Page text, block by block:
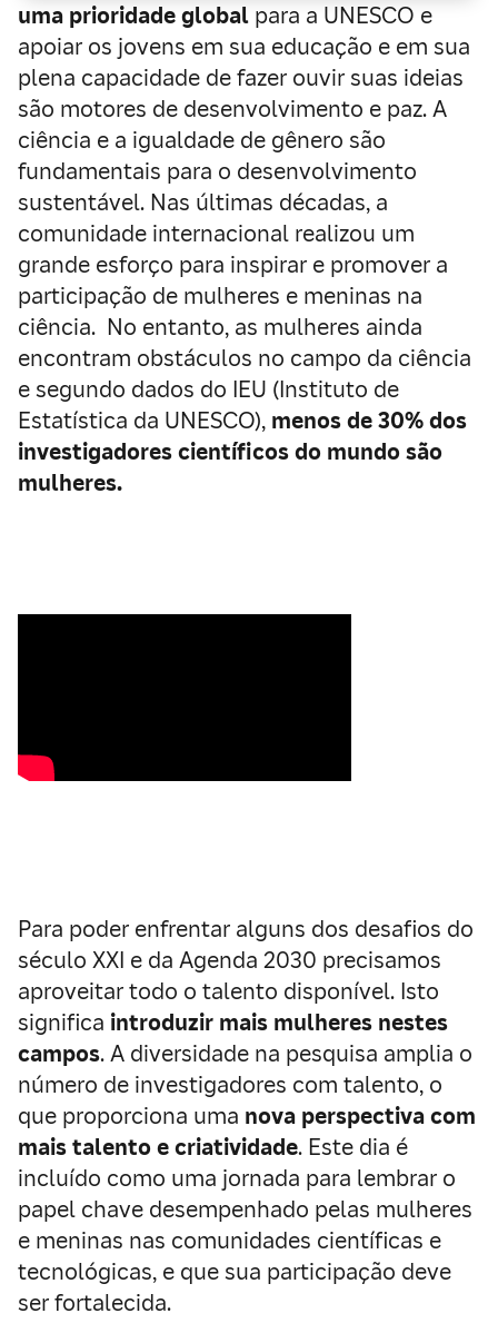
uma prioridade global para a UNESCO e
apoiar os jovens em sua educação e em sua
plena capacidade de fazer ouvir suas ideias
são motores de desenvolvimento e paz. A
ciência e a igualdade de gênero são
fundamentais para o desenvolvimento
sustentável. Nas últimas décadas, a
comunidade internacional realizou um
grande esforço para inspirar e promover a
participação de mulheres e meninas na
ciência. No entanto, as mulheres ainda
encontram obstáculos no campo da ciência
e segundo dados do IEU (Instituto de
Estatística da UNESCO), menos de 30% dos
investigadores científicos do mundo são
mulheres.
Para poder enfrentar alguns dos desafios do
século XXI e da Agenda 2030 precisamos
aproveitar todo o talento disponível. Isto
significa introduzir mais mulheres nestes
campos. A diversidade na pesquisa amplia o
número de investigadores com talento, o
que proporciona uma nova perspectiva com
mais talento e criatividade. Este dia é
incluído como uma jornada para lembrar o
papel chave desempenhado pelas mulheres
e meninas nas comunidades científicas e
tecnológicas, e que sua participação deve
ser fortalecida.